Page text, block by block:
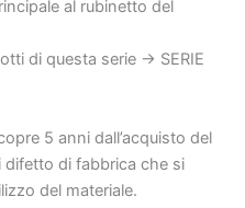
al rubinetto del
di questa serie -> SERIE
5 anni dall’acquisto del
di fabbrica che si
del materiale.